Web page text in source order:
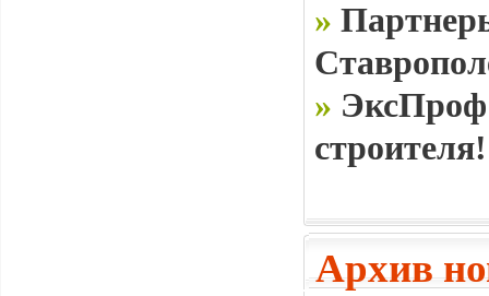
»
» ЭксПроф
строителя!
Архив